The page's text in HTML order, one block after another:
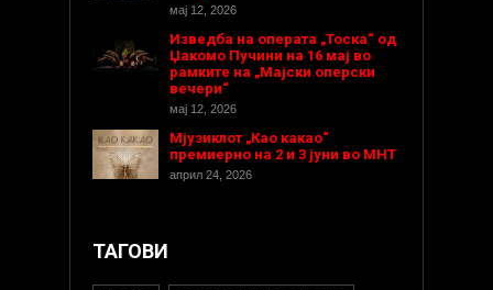
мај 12, 2026
Изведба на операта „Тоска“ од
Џакомо Пучини на 16 мај во
рамките на „Мајски оперски
вечери“
мај 12, 2026
Мјузиклот „Као какао“
премиерно на 2 и 3 јуни во МНТ
април 24, 2026
ТАГОВИ